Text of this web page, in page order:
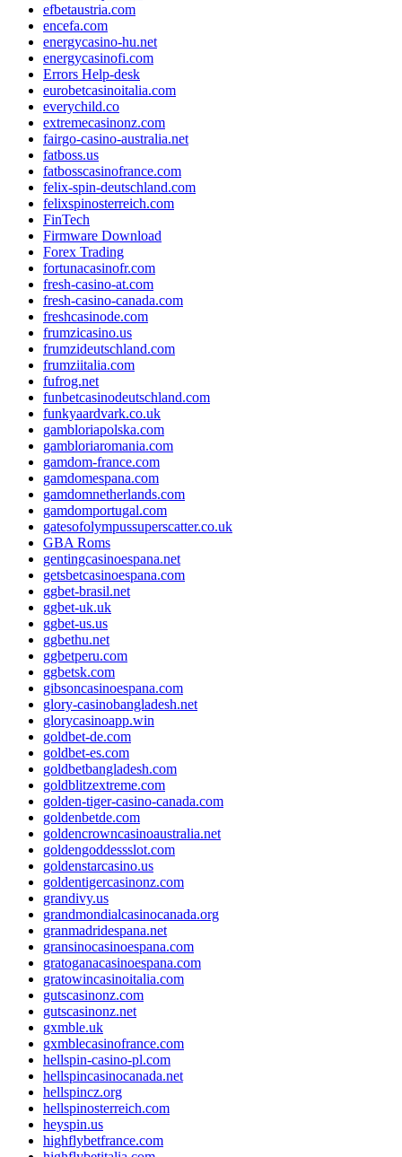
efbetaustria.com
encefa.com
energycasino-hu.net
energycasinofi.com
Errors Help-desk
eurobetcasinoitalia.com
everychild.co
extremecasinonz.com
fairgo-casino-australia.net
fatboss.us
fatbosscasinofrance.com
felix-spin-deutschland.com
felixspinosterreich.com
FinTech
Firmware Download
Forex Trading
fortunacasinofr.com
fresh-casino-at.com
fresh-casino-canada.com
freshcasinode.com
frumzicasino.us
frumzideutschland.com
frumziitalia.com
fufrog.net
funbetcasinodeutschland.com
funkyaardvark.co.uk
gambloriapolska.com
gambloriaromania.com
gamdom-france.com
gamdomespana.com
gamdomnetherlands.com
gamdomportugal.com
gatesofolympussuperscatter.co.uk
GBA Roms
gentingcasinoespana.net
getsbetcasinoespana.com
ggbet-brasil.net
ggbet-uk.uk
ggbet-us.us
ggbethu.net
ggbetperu.com
ggbetsk.com
gibsoncasinoespana.com
glory-casinobangladesh.net
glorycasinoapp.win
goldbet-de.com
goldbet-es.com
goldbetbangladesh.com
goldblitzextreme.com
golden-tiger-casino-canada.com
goldenbetde.com
goldencrowncasinoaustralia.net
goldengoddessslot.com
goldenstarcasino.us
goldentigercasinonz.com
grandivy.us
grandmondialcasinocanada.org
granmadridespana.net
gransinocasinoespana.com
gratoganacasinoespana.com
gratowincasinoitalia.com
gutscasinonz.com
gutscasinonz.net
gxmble.uk
gxmblecasinofrance.com
hellspin-casino-pl.com
hellspincasinocanada.net
hellspincz.org
hellspinosterreich.com
heyspin.us
highflybetfrance.com